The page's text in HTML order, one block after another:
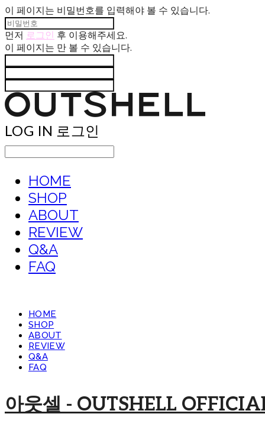
이 페이지는 비밀번호를 입력해야 볼 수 있습니다.
먼저 로그인 후 이용해주세요.
이 페이지는 만 볼 수 있습니다.
LOG IN 로그인
HOME
SHOP
ABOUT
REVIEW
Q&A
FAQ
HOME
SHOP
ABOUT
REVIEW
Q&A
FAQ
아웃셀 - OUTSHELL